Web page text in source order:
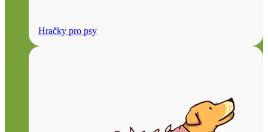
Hračky pro psy